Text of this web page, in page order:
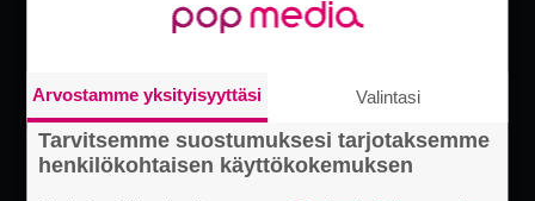
Arvostamme yksityisyyttäsi Valintasi
Tarvitsemme suostumuksesi tarjotaksemme
henkilökohtaisen käyttökokemuksen